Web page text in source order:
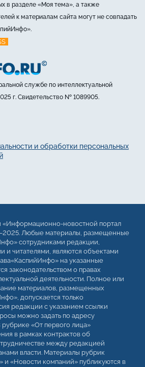
в разделе «Моя тема», а также
к материалам сайта могут не совпадать
службе по интеллектуальной
г. Свидетельство № 1089905.
и обработки персональных
новостной портал
Любые материалы, размещенные
сотрудниками редакции,
и читателями, являются объектами
на указанные
законодательством о правах
деятельности. Полное или
материалов, размещенных
допускается только
редакции с указанием ссылки
можно задать по адресу
рубрике «От первого лица»
в рамках контрактов об
между редакцией
власти. Материалы рубрик
и «Новости компаний» публикуются в